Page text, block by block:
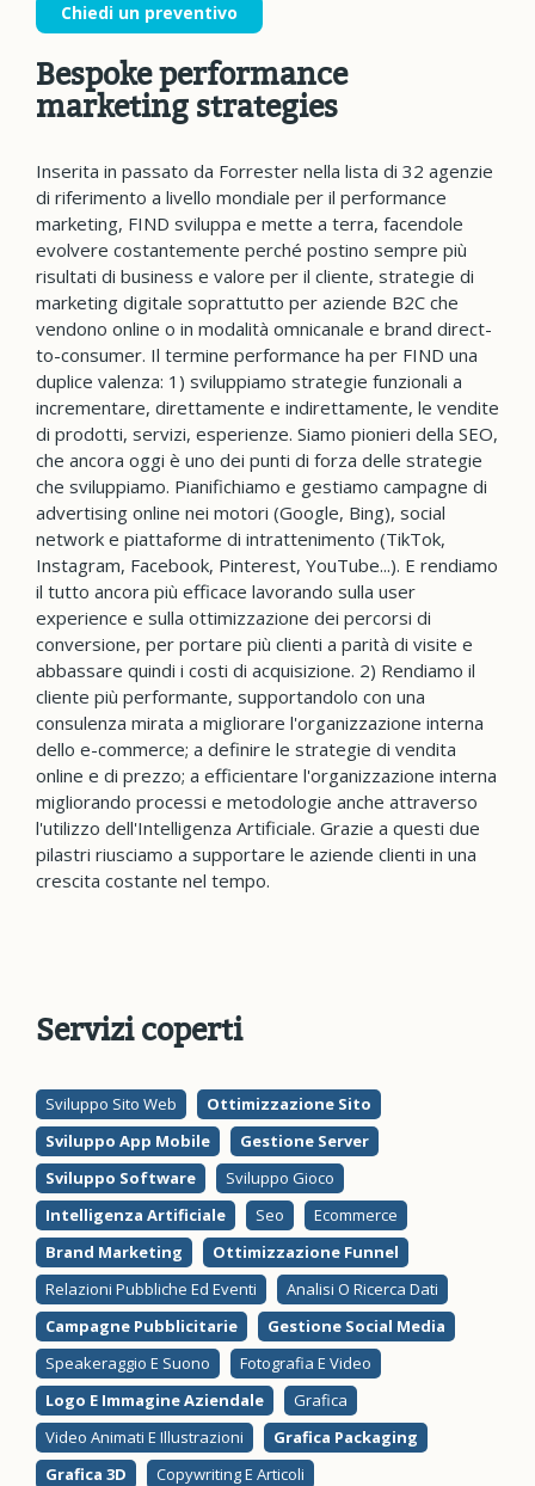
Chiedi un preventivo
Bespoke performance
marketing strategies
Inserita in passato da Forrester nella lista di 32 agenzie
di riferimento a livello mondiale per il performance
marketing, FIND sviluppa e mette a terra, facendole
evolvere costantemente perché postino sempre più
risultati di business e valore per il cliente, strategie di
marketing digitale soprattutto per aziende B2C che
vendono online o in modalità omnicanale e brand direct-
to-consumer. Il termine performance ha per FIND una
duplice valenza: 1) sviluppiamo strategie funzionali a
incrementare, direttamente e indirettamente, le vendite
di prodotti, servizi, esperienze. Siamo pionieri della SEO,
che ancora oggi è uno dei punti di forza delle strategie
che sviluppiamo. Pianifichiamo e gestiamo campagne di
advertising online nei motori (Google, Bing), social
network e piattaforme di intrattenimento (TikTok,
Instagram, Facebook, Pinterest, YouTube...). E rendiamo
il tutto ancora più efficace lavorando sulla user
experience e sulla ottimizzazione dei percorsi di
conversione, per portare più clienti a parità di visite e
abbassare quindi i costi di acquisizione. 2) Rendiamo il
cliente più performante, supportandolo con una
consulenza mirata a migliorare l'organizzazione interna
dello e-commerce; a definire le strategie di vendita
online e di prezzo; a efficientare l'organizzazione interna
migliorando processi e metodologie anche attraverso
l'utilizzo dell'Intelligenza Artificiale. Grazie a questi due
pilastri riusciamo a supportare le aziende clienti in una
crescita costante nel tempo.
Servizi coperti
Sviluppo Sito Web
Ottimizzazione Sito
Sviluppo App Mobile
Gestione Server
Sviluppo Software
Sviluppo Gioco
Intelligenza Artificiale
Seo
Ecommerce
Brand Marketing
Ottimizzazione Funnel
Relazioni Pubbliche Ed Eventi
Analisi O Ricerca Dati
Campagne Pubblicitarie
Gestione Social Media
Speakeraggio E Suono
Fotografia E Video
Logo E Immagine Aziendale
Grafica
Video Animati E Illustrazioni
Grafica Packaging
Grafica 3D
Copywriting E Articoli